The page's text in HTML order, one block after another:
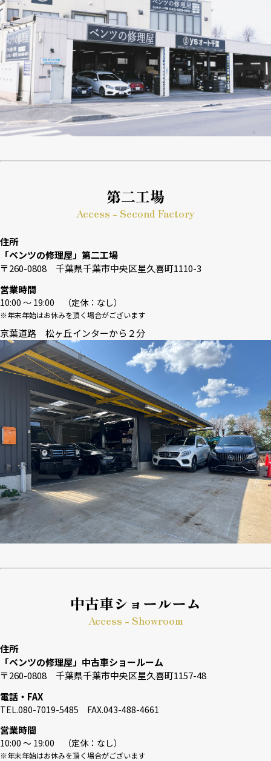
第二工場
Access - Second Factory
住所
「ベンツの修理屋」第二工場
〒260-0808 千葉県千葉市中央区星久喜町1110-3
営業時間
10:00 〜 19:00 （定休：なし）
※年末年始はお休みを頂く場合がございます
京葉道路 松ヶ丘インターから２分
中古車ショールーム
Access - Showroom
住所
「ベンツの修理屋」中古車ショールーム
〒260-0808 千葉県千葉市中央区星久喜町1157-48
電話・FAX
TEL.080-7019-5485 FAX.043-488-4661
営業時間
10:00 〜 19:00 （定休：なし）
※年末年始はお休みを頂く場合がございます